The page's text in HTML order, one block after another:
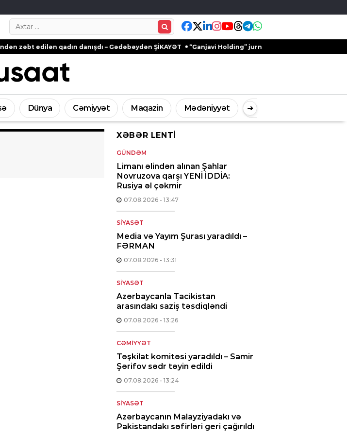
Search…
qadın danışdı – Gədəbəydən ŞİKAYƏT “Ganjavi Holding” jurnalistləri peşə bayramı münasibətilə
Dünya Cəmiyyət Maqazin Mədəniyyət Digər
➜
XƏBƏR LENTI
GÜNDƏM
Limanı əlindən alınan Şahlar
Novruzova qarşı YENİ İDDİA:
Rusiya əl çəkmir
07.08.2026 - 13:47
SIYASƏT
Media və Yayım Şurası yaradıldı –
FƏRMAN
07.08.2026 - 13:31
SIYASƏT
Azərbaycanla Tacikistan
arasındakı saziş təsdiqləndi
07.08.2026 - 13:26
CƏMIYYƏT
Təşkilat komitəsi yaradıldı – Samir
Şərifov sədr təyin edildi
07.08.2026 - 13:24
SIYASƏT
Azərbaycanın Malayziyadakı və
Pakistandakı səfirləri geri çağırıldı